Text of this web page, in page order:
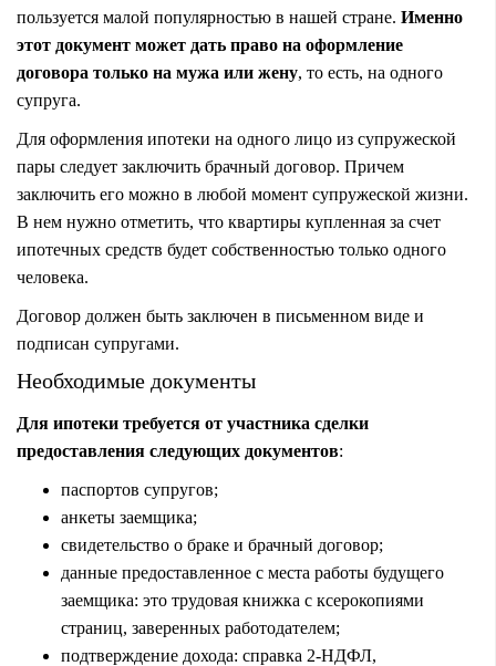
пользуется малой популярностью в нашей стране. Именно
этот документ может дать право на оформление
договора только на мужа или жену, то есть, на одного
супруга.
Для оформления ипотеки на одного лицо из супружеской
пары следует заключить брачный договор. Причем
заключить его можно в любой момент супружеской жизни.
В нем нужно отметить, что квартиры купленная за счет
ипотечных средств будет собственностью только одного
человека.
Договор должен быть заключен в письменном виде и
подписан супругами.
Необходимые документы
Для ипотеки требуется от участника сделки
предоставления следующих документов:
паспортов супругов;
анкеты заемщика;
свидетельство о браке и брачный договор;
данные предоставленное с места работы будущего
заемщика: это трудовая книжка с ксерокопиями
страниц, заверенных работодателем;
подтверждение дохода: справка 2-НДФЛ,